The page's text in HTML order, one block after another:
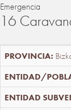
Emergencia
16